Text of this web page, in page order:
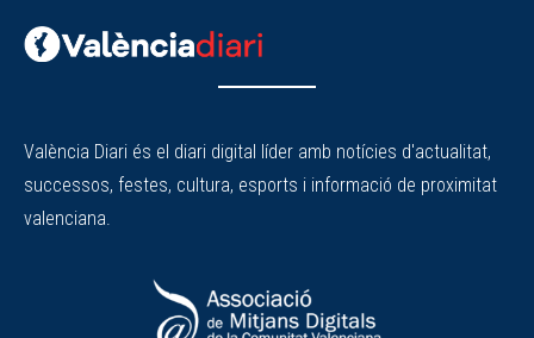
València Diari és el diari digital líder amb notícies d'actualitat,
successos, festes, cultura, esports i informació de proximitat
valenciana.